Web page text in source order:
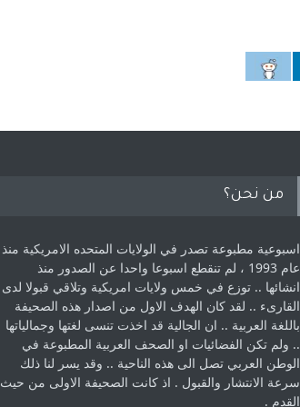
من نحن؟
اسبوعية مطبوعة تصدر في الولايات المتحده الامريكية منذ
عام 1993 ، لم ‏تنقطع اسبوعا واحدا عن الصدور منذ
انشائها .. توزع في خمس ولايات امريكية ‏وتلاقي قبولا لدى
القارىء ..‏ لقد كان الهدف الاول من اصدار هذه الصحيفة
باللغة العربية .. ان الجالية قد اخذت ‏تنسى لغتها وجمالياتها
.. ولم تكن الفضائيات او الصحف العربية المطبوعة في
الوطن ‏العربي تصل الى هذه الناحية .. وقد يسر لنا ذلك
سرعة الانتشار والقبول . اذ كانت ‏الصحيفة الاولى من حيث
القدم . ‏